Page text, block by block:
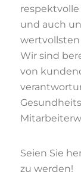
und auch
wertvollsten
Wir sind
von
Seien Sie
zu werden!